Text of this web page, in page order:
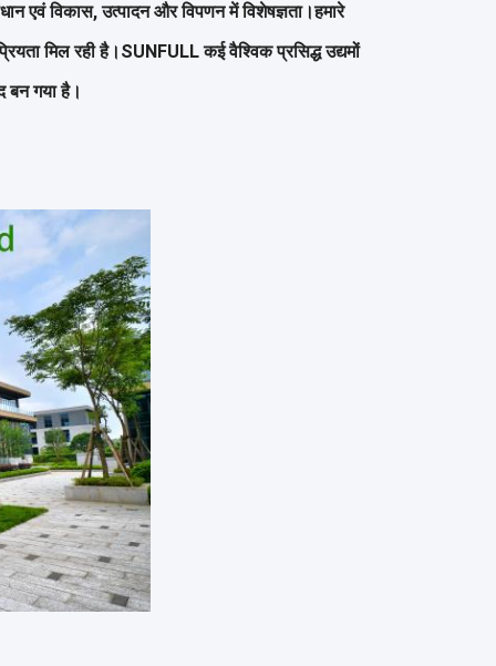
एवं विकास, उत्पादन और विपणन में विशेषज्ञता।हमारे
मिल रही है।SUNFULL कई वैश्विक प्रसिद्ध उद्यमों
बन गया है।